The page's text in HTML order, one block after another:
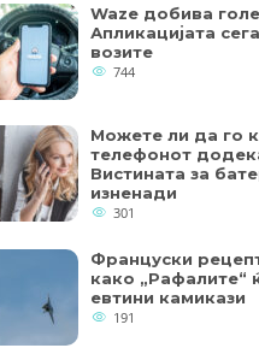
Waze добива
Апликацијата
возите
744
Можете ли да го
телефонот
Вистината за
изненади
301
Француски
како „Рафалите“
евтини камикази
191